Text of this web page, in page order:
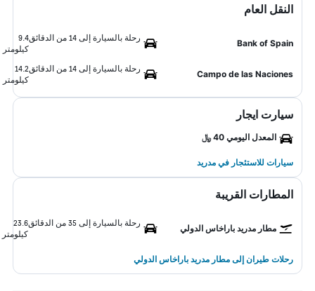
النقل العام
Bank of Spain
رحلة بالسيارة إلى 14 من الدقائق
9.4
كيلومتر
Campo de las Naciones
رحلة بالسيارة إلى 14 من الدقائق
14.2
كيلومتر
سيارت ايجار
المعدل اليومي 40 ﷼
سيارات للاستئجار في مدريد
المطارات القريبة
مطار مدريد باراخاس الدولي
رحلة بالسيارة إلى 35 من الدقائق
23.6
كيلومتر
رحلات طيران إلى مطار مدريد باراخاس الدولي